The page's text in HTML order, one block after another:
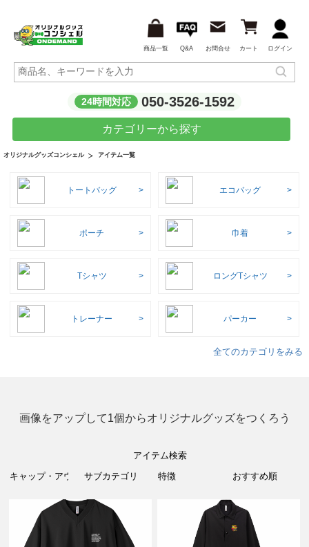
商品一覧 Q&A お問合せ カート ログイン
24時間対応 050-3526-1592
カテゴリーから探す
オリジナルグッズコンシェル アイテム一覧
トートバッグ エコバッグ
ポーチ 巾着
Tシャツ ロングTシャツ
トレーナー パーカー
全てのカテゴリをみる
画像をアップして1個からオリジナルグッズをつくろう
アイテム検索